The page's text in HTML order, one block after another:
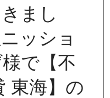
まし
ッショ
で【不
東海】の